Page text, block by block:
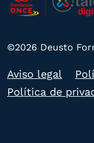
©2026 Deusto
Aviso legal
Política de